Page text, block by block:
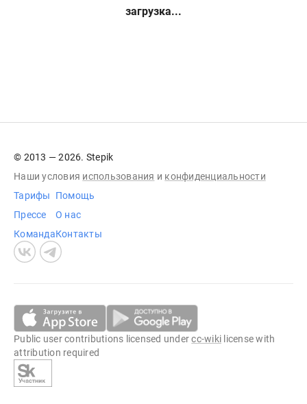
загрузка...
© 2013 — 2026. Stepik
Наши условия использования и конфиденциальности
Тарифы
Прессе
Команда
Помощь
О нас
Контакты
Public user contributions licensed undercc-wiki license with
attribution required